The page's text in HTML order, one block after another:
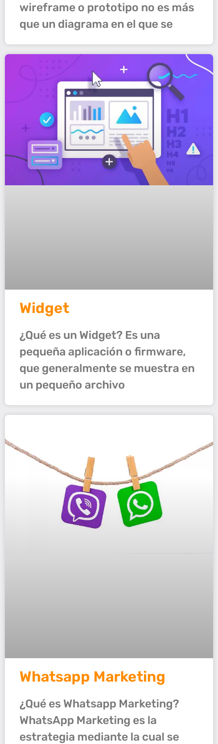
wireframe o prototipo no es más
que un diagrama en el que se
Widget
¿Qué es un Widget? Es una
pequeña aplicación o firmware,
que generalmente se muestra en
un pequeño archivo
Whatsapp Marketing
¿Qué es Whatsapp Marketing?
WhatsApp Marketing es la
estrategia mediante la cual se